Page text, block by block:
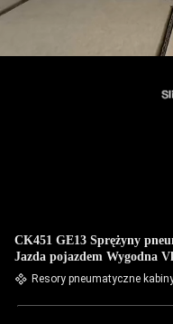
CK451 GE13 Sprężyny
Jazda pojazdem Wygodna
Resory pneumatyczne